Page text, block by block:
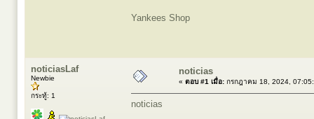
Yankees Shop
noticiasLaf
Newbie
กระทู้: 1
noticias
« ตอบ #1 เมื่อ: กรกฎาคม 18, 2024,
noticias